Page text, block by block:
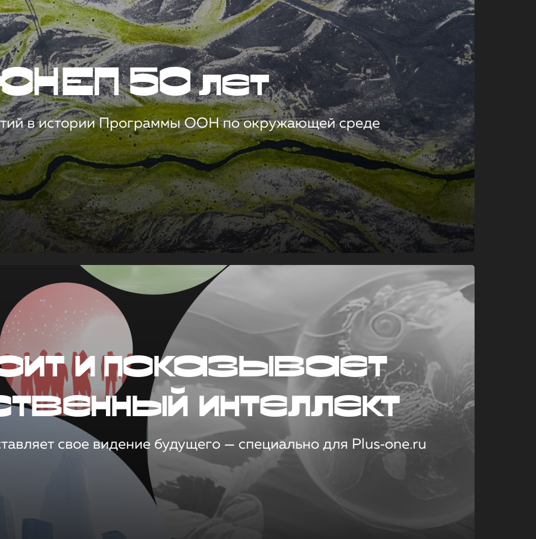
50 лет
в истории Программы ООН по окружающей среде
и показывает
интеллект
свое видение будущего — специально для Plus‑one.ru